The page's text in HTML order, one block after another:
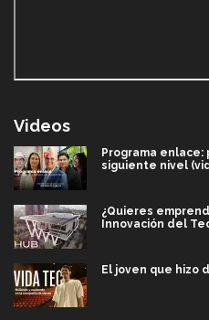
Videos
Programa
siguiente nivel
¿Quieres
Innovación del
El joven que hizo